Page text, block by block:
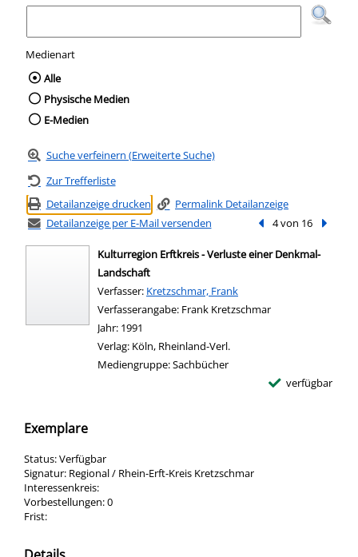
Medienart
Wählen Sie die Medienart nach der Sie
Alle
Physische Medien
E-Medien
Suche verfeinern (Erweiterte Suche)
Zur Trefferliste
Detailanzeige drucken
Permalink Detailanzeige
Detailanzeige per E-Mail versenden
Vorheriger Treffer
4 von 16
Kulturregion Erftkreis - Verluste einer Denkmal-
Landschaft
Verfasser: Suche nach diesem Verfasser
Kretzschmar, Frank
Verfasserangabe: Frank Kretzschmar
Jahr: 1991
Verlag: Köln, Rheinland-Verl.
Mediengruppe:Sachbücher
verfügbar
Exemplare
Status:Verfügbar
Signatur: Regional / Rhein-Erft-Kreis Kretzschmar
Interessenkreis:
Vorbestellungen:0
Frist: